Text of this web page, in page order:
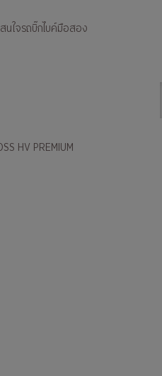
สนใจรถบิ๊กไบค์มือสอง